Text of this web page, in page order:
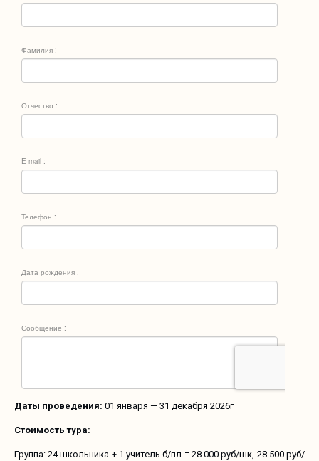
Даты проведения: 01 января — 31 декабря 2026г
Стоимость тура:
Группа: 24 школьника + 1 учитель б/пл = 28 000 руб/шк, 28 500 руб/